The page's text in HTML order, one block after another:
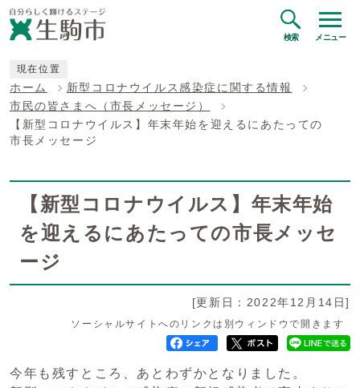
検索 メニュー
現在位置
ホーム
新型コロナウイルス感染症に関する情報
市民の皆さまへ（市長メッセージ）
【新型コロナウイルス】年末年始を迎えるにあたっての
市長メッセージ
【新型コロナウイルス】年末年始
を迎えるにあたっての市長メッセ
ージ
[更新日：2022年12月14日]
ソーシャルサイトへのリンクは別ウィンドウで開きます
今年も残すところ、あとわずかとなりました。